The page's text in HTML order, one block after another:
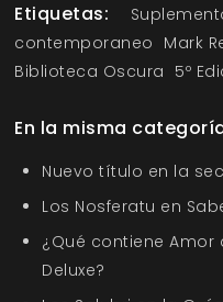
Etiquetas:
contemporaneo Mark
Biblioteca Oscura 5º
En la misma
Nuevo título en la
Los Nosferatu en
¿Qué contiene Amor
Deluxe?